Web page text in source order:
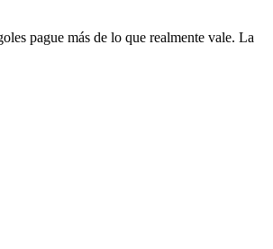
pague más de lo que realmente vale. La